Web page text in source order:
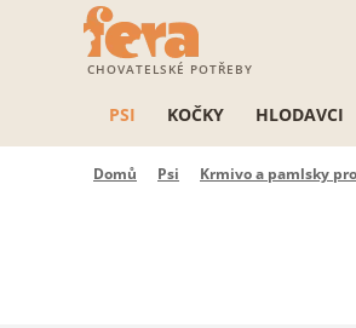
CHOVATELSKÉ POTŘEBY
PSI KOČKY HLODAVCI
Domů Psi Krmivo a pamlsky